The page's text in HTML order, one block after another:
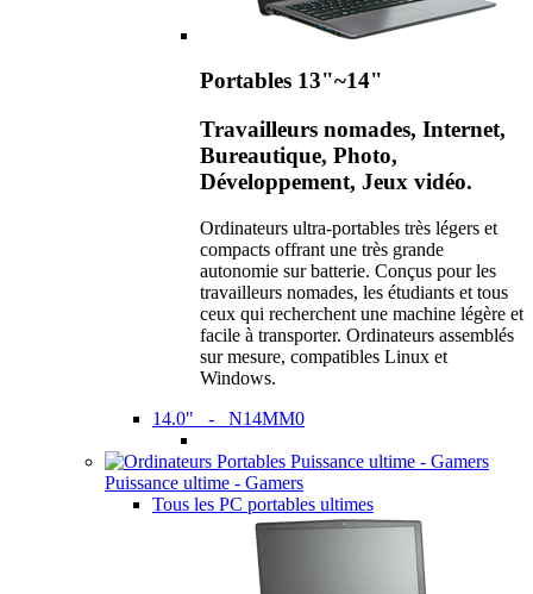
Portables 13"~14"
Travailleurs nomades, Internet,
Bureautique, Photo,
Développement, Jeux vidéo.
Ordinateurs ultra-portables très légers et
compacts offrant une très grande
autonomie sur batterie. Conçus pour les
travailleurs nomades, les étudiants et tous
ceux qui recherchent une machine légère et
facile à transporter. Ordinateurs assemblés
sur mesure, compatibles Linux et
Windows.
14.0" - N14MM0
Puissance ultime - Gamers
Tous les PC portables ultimes